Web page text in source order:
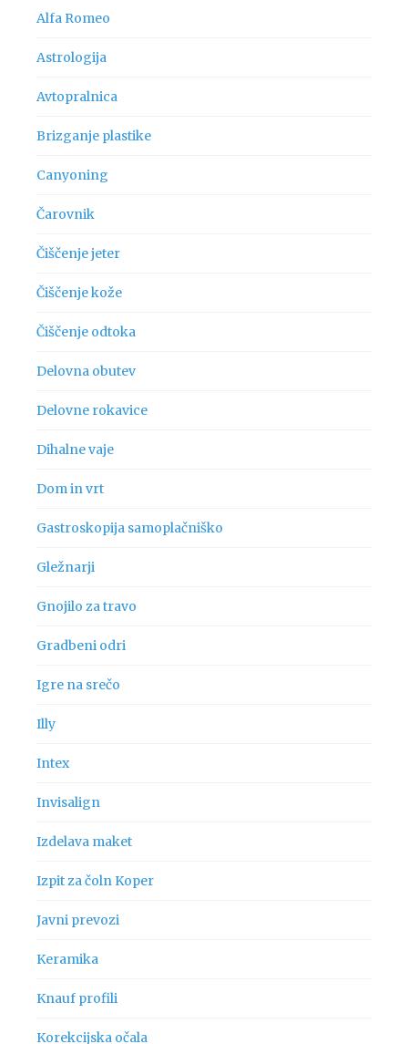
Alfa Romeo
Astrologija
Avtopralnica
Brizganje plastike
Canyoning
Čarovnik
Čiščenje jeter
Čiščenje kože
Čiščenje odtoka
Delovna obutev
Delovne rokavice
Dihalne vaje
Dom in vrt
Gastroskopija samoplačniško
Gležnarji
Gnojilo za travo
Gradbeni odri
Igre na srečo
Illy
Intex
Invisalign
Izdelava maket
Izpit za čoln Koper
Javni prevozi
Keramika
Knauf profili
Korekcijska očala